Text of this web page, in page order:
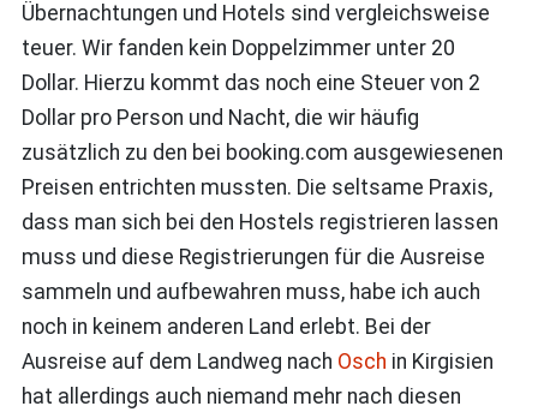
Übernachtungen und Hotels sind vergleichsweise
teuer. Wir fanden kein Doppelzimmer unter 20
Dollar. Hierzu kommt das noch eine Steuer von 2
Dollar pro Person und Nacht, die wir häufig
zusätzlich zu den bei booking.com ausgewiesenen
Preisen entrichten mussten. Die seltsame Praxis,
dass man sich bei den Hostels registrieren lassen
muss und diese Registrierungen für die Ausreise
sammeln und aufbewahren muss, habe ich auch
noch in keinem anderen Land erlebt. Bei der
Ausreise auf dem Landweg nach Osch in Kirgisien
hat allerdings auch niemand mehr nach diesen